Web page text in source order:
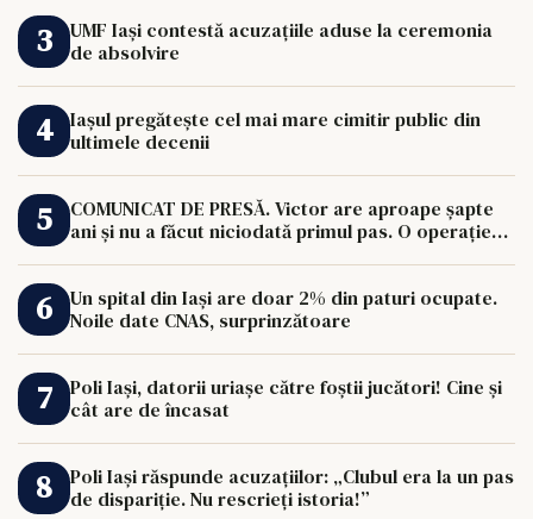
UMF Iași contestă acuzațiile aduse la ceremonia
de absolvire
Iașul pregătește cel mai mare cimitir public din
ultimele decenii
COMUNICAT DE PRESĂ. Victor are aproape șapte
ani și nu a făcut niciodată primul pas. O operație
Un spital din Iași are doar 2% din paturi ocupate.
Noile date CNAS, surprinzătoare
Poli Iași, datorii uriașe către foștii jucători! Cine și
cât are de încasat
Poli Iași răspunde acuzațiilor: „Clubul era la un pas
de dispariție. Nu rescrieți istoria!”